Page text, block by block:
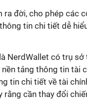
ra đời, cho phép các
tin chi tiết dễ
NerdWallet có trụ sở
tảng thông tin tài
tin chi tiết về tài
rằng cần thay đổi